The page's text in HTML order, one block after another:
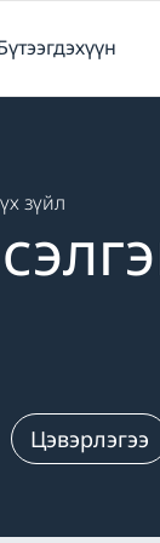
зүйл
Цэвэрлэгээ